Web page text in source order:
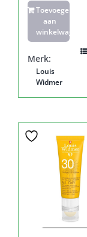
Toevoegen
aan
winkelwagen
Merk:
Louis
Widmer